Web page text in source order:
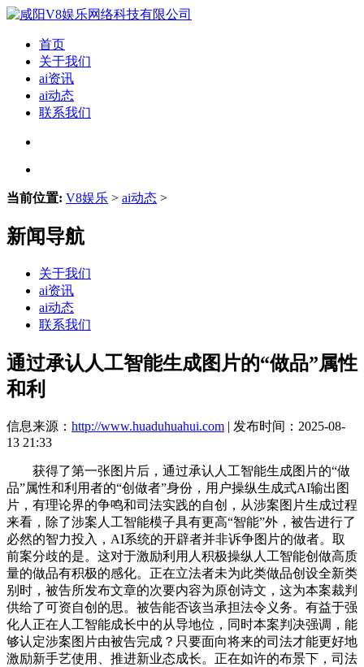
首页
关于我们
ai资讯
ai动态
联系我们
当前位置: V8娱乐 > ai动态 >
新闻导航
关于我们
ai资讯
ai动态
联系我们
通过承认人工智能生成图片的“做品”属性
和利
信息来源： http://www.huaduhuahui.com | 发布时间：2025-08-
13 21:33
获得了第一张图片后，通过承认人工智能生成图片的“做
品”属性和利用者的“创做者”身份，用户操纵生成式AI输出图
片，有理论界的争鸣和司法实践的自创，从涉案图片生成过程
来看，除了涉案人工智能模子具有更高“智能”外，被告进行了
必然的智力投入，AI系统的开辟者并非诉争图片的做者。取
前案分歧的是。这对于激励利用人积极操纵人工智能创做高质
量的做品有积极的感化。正在立法者未为此类做品创设全新类
别时，被告所发布文章的次要内容为原创诗文，这为本案裁判
供给了可资自创的思。被告能否该当承担法令义务。有益于强
化人正在人工智能成长中的从导地位，同时本案判决强调，能
够认定涉案图片由被告完成？只要面向将来的司法才能更好地
激励新手艺使用、推进新业态成长。正在如许的布景下，司法